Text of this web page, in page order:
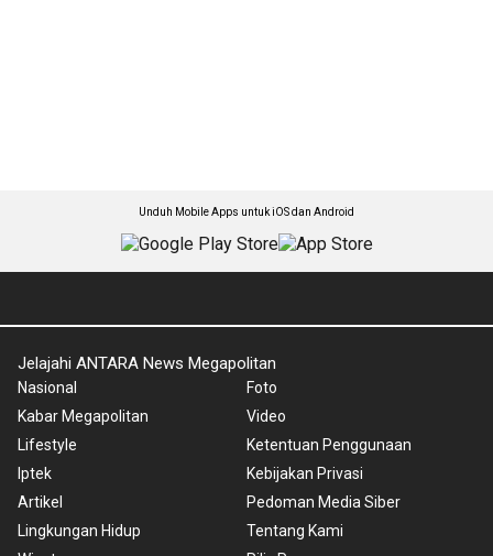
Unduh Mobile Apps untuk iOS dan Android
Jelajahi ANTARA News Megapolitan
Nasional
Kabar Megapolitan
Lifestyle
Iptek
Artikel
Lingkungan Hidup
Foto
Video
Ketentuan Penggunaan
Kebijakan Privasi
Pedoman Media Siber
Tentang Kami